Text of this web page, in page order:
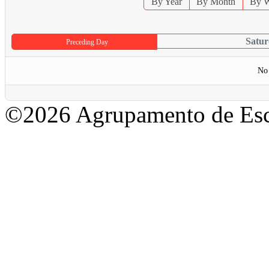
Preceding Day
No
©2026 Agrupamento de